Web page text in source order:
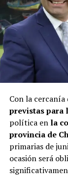
Con la cercanía
previstas para
política en la
provincia de
primarias de
ocasión será